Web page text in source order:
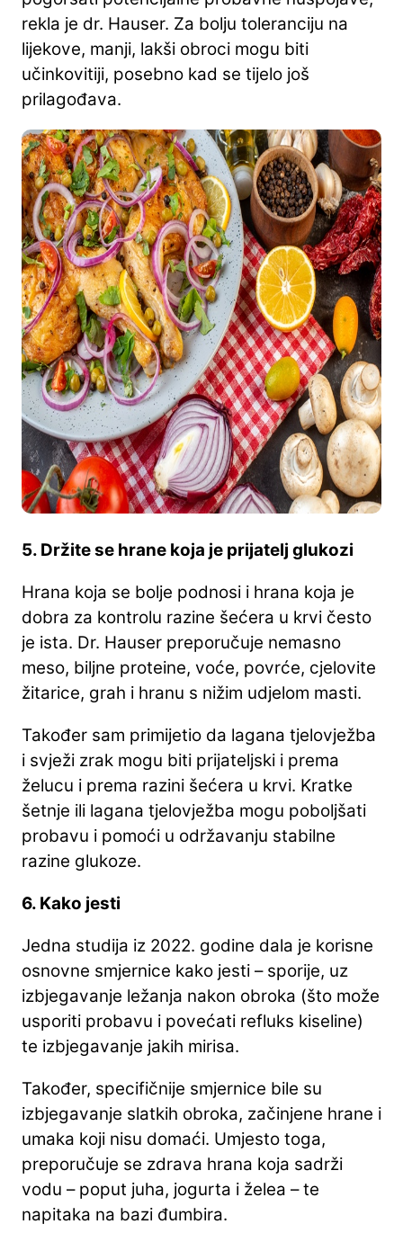
rekla je dr. Hauser. Za bolju toleranciju na
lijekove, manji, lakši obroci mogu biti
učinkovitiji, posebno kad se tijelo još
prilagođava.
5. Držite se hrane koja je prijatelj glukozi
Hrana koja se bolje podnosi i hrana koja je
dobra za kontrolu razine šećera u krvi često
je ista. Dr. Hauser preporučuje nemasno
meso, biljne proteine, voće, povrće, cjelovite
žitarice, grah i hranu s nižim udjelom masti.
Također sam primijetio da lagana tjelovježba
i svježi zrak mogu biti prijateljski i prema
želucu i prema razini šećera u krvi. Kratke
šetnje ili lagana tjelovježba mogu poboljšati
probavu i pomoći u održavanju stabilne
razine glukoze.
6. Kako jesti
Jedna studija iz 2022. godine dala je korisne
osnovne smjernice kako jesti – sporije, uz
izbjegavanje ležanja nakon obroka (što može
usporiti probavu i povećati refluks kiseline)
te izbjegavanje jakih mirisa.
Također, specifičnije smjernice bile su
izbjegavanje slatkih obroka, začinjene hrane i
umaka koji nisu domaći. Umjesto toga,
preporučuje se zdrava hrana koja sadrži
vodu – poput juha, jogurta i želea – te
napitaka na bazi đumbira.